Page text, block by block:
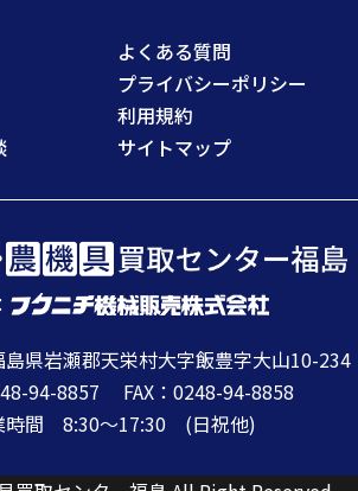
よくある質問
プライバシーポリシー
利用規約
サイトマップ
県岩瀬郡天栄村大字飯豊字大山10-234
94-8857 FAX：0248-94-8858
時間 8:30〜17:30 (日祝他)